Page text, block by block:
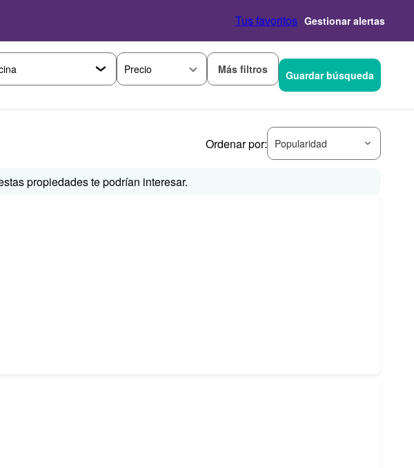
Tus favoritos Gestionar alertas
Precio Más filtros Guardar búsqueda
Ordenar por: Popularidad
propiedades te podrían interesar.